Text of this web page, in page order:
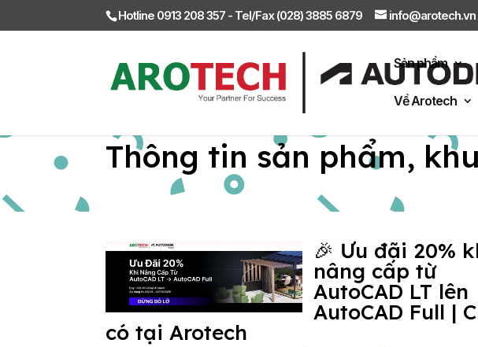
Hotline 0913 208 357 - Tel/Fax (028) 3885 6879 info@arotech.vn
Sản phẩm
Về Arotech
Thông tin sản phẩm,
🎉 Ưu đãi 20%
nâng cấp từ
AutoCAD LT lên
AutoCAD Full |
có tại Arotech